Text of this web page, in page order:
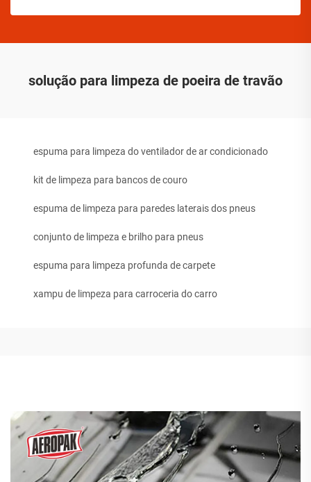
solução para limpeza de poeira de travão
espuma para limpeza do ventilador de ar condicionado
kit de limpeza para bancos de couro
espuma de limpeza para paredes laterais dos pneus
conjunto de limpeza e brilho para pneus
espuma para limpeza profunda de carpete
xampu de limpeza para carroceria do carro